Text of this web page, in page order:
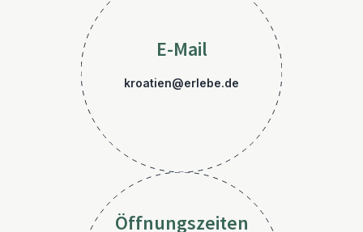
E-Mail
kroatien@erlebe.de
Öffnungszeiten